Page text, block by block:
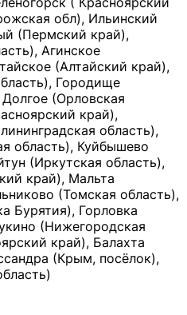
обл), Ильинский
(Пермский край),
Агинское
(Алтайский край),
Городище
(Орловская
край),
область),
область), Куйбышево
(Иркутская область),
край), Мальта
(Томская область),
Бурятия), Горловка
(Нижегородская
край), Балахта
(Крым, посёлок),